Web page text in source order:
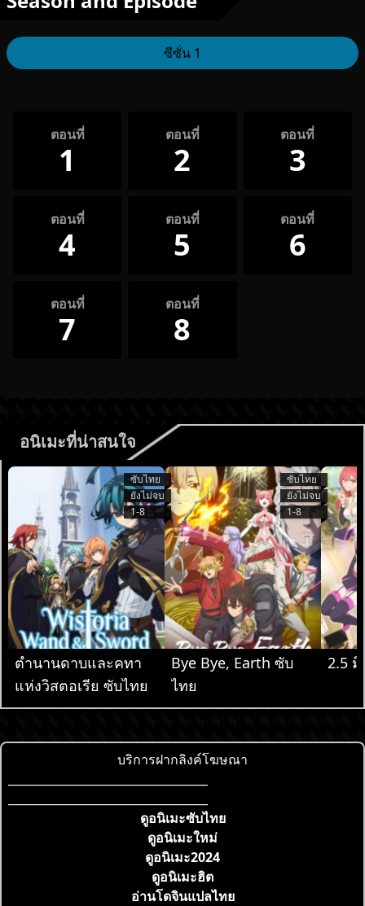
ซีซั่น 1
ตอนที่
1
ตอนที่
2
ตอนที่
3
ตอนที่
4
ตอนที่
5
ตอนที่
6
ตอนที่
7
ตอนที่
8
อนิเมะที่น่าสนใจ
ซับไทย
ยังไม่จบ
1-8
ตำนานดาบและคทา
แห่งวิสตอเรีย ซับไทย
ซับไทย
ยังไม่จบ
1-8
Bye Bye, Earth ซับ
ไทย
2.5
บริการฝากลิงค์โฆษณา
ดูอนิเมะซับไทย
ดูอนิเมะใหม่
ดูอนิเมะ2024
ดูอนิเมะฮิต
อ่านโดจินแปลไทย